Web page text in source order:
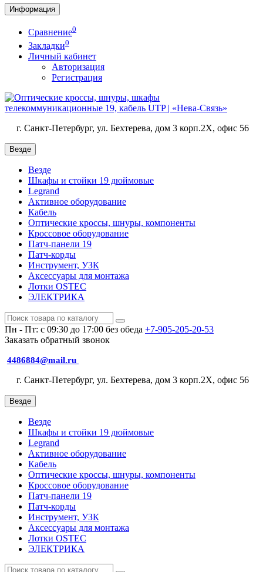
Информация
Сравнение0
Закладки0
Личный кабинет
Авторизация
Регистрация
г. Санкт-Петербург, ул. Бехтерева, дом 3 корп.2X, офис 56
Везде
Везде
Шкафы и стойки 19 дюймовые
Legrand
Активное оборудование
Кабель
Оптические кроссы, шнуры, компоненты
Кроссовое оборудование
Патч-панели 19
Патч-корды
Инструмент, УЗК
Аксессуары для монтажа
Лотки OSTEC
ЭЛЕКТРИКА
Пн - Пт: с 09:30 до 17:00 без обеда +7-905-205-20-53
Заказать обратный звонок
4486884@mail.ru
г. Санкт-Петербург, ул. Бехтерева, дом 3 корп.2X, офис 56
Везде
Везде
Шкафы и стойки 19 дюймовые
Legrand
Активное оборудование
Кабель
Оптические кроссы, шнуры, компоненты
Кроссовое оборудование
Патч-панели 19
Патч-корды
Инструмент, УЗК
Аксессуары для монтажа
Лотки OSTEC
ЭЛЕКТРИКА